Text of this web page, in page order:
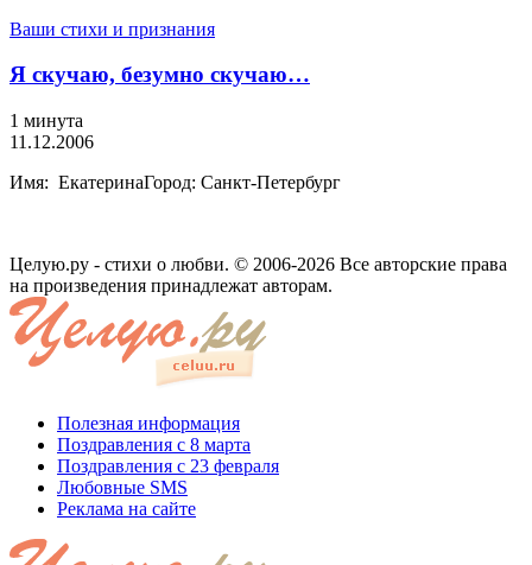
Ваши стихи и признания
Я скучаю, безумно скучаю…
1 минута
11.12.2006
Имя: ЕкатеринаГород: Санкт-Петербург
Целую.ру - стихи о любви. © 2006-2026 Все авторские права
на произведения принадлежат авторам.
Полезная информация
Поздравления с 8 марта
Поздравления с 23 февраля
Любовные SMS
Реклама на сайте